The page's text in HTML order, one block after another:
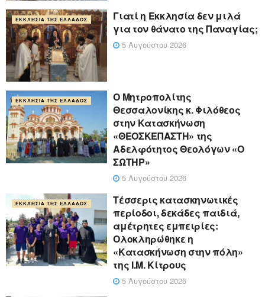
ΕΚΚΛΗΣΊΑ ΤΗΣ ΕΛΛΆΔΟΣ
Γιατί η Εκκλησία δεν μιλά
για τον θάνατο της Παναγίας;
5 Αυγούστου 2026
ΕΚΚΛΗΣΊΑ ΤΗΣ ΕΛΛΆΔΟΣ
Ο Μητροπολίτης
Θεσσαλονίκης κ. Φιλόθεος
στην Κατασκήνωση
«ΘΕΟΣΚΕΠΑΣΤΗ» της
Αδελφότητος Θεολόγων «Ο
ΣΩΤΗΡ»
5 Αυγούστου 2026
ΕΚΚΛΗΣΊΑ ΤΗΣ ΕΛΛΆΔΟΣ
Τέσσερις κατασκηνωτικές
περίοδοι, δεκάδες παιδιά,
αμέτρητες εμπειρίες:
Ολοκληρώθηκε η
«Κατασκήνωση στην πόλη»
της Ι.Μ. Κίτρους
5 Αυγούστου 2026